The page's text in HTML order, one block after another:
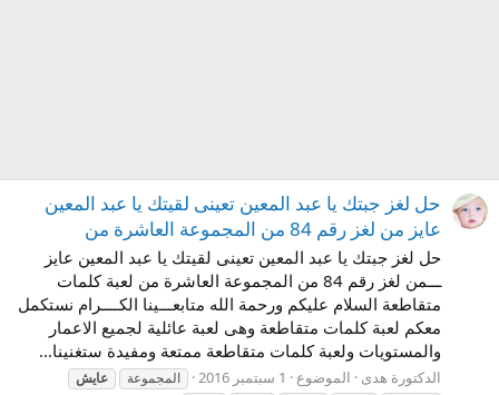
حل لغز جبتك يا عبد المعين تعينى لقيتك يا عبد المعين
عايز من لغز رقم 84 من المجموعة العاشرة من
حل لغز جبتك يا عبد المعين تعينى لقيتك يا عبد المعين عايز
ـــمن لغز رقم 84 من المجموعة العاشرة من لعبة كلمات
متقاطعة السلام عليكم ورحمة الله متابعـــينا الكــــرام نستكمل
معكم لعبة كلمات متقاطعة وهى لعبة عائلية لجميع الاعمار
والمستويات ولعبة كلمات متقاطعة ممتعة ومفيدة ستغنينا...
الدكتورة هدى الموضوع 1 سبتمبر 2016 المجموعة
عايش